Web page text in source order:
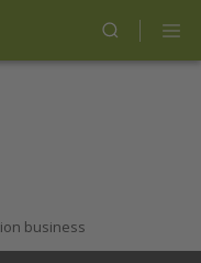
business